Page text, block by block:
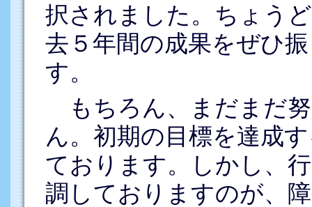
択されました。ちょう
去５年間の成果をぜひ
す。
もちろん、まだまだ
ん。初期の目標を達成
ております。しかし、
調しておりますのが、